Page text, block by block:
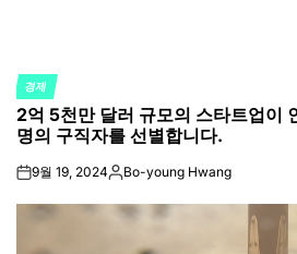
POSTED
IN
경제
2억 5천만 달러 규모의 스타트업이
명의 구직자를 선별합니다.
on9월 19, 2024Posted
Bo-young Hwang